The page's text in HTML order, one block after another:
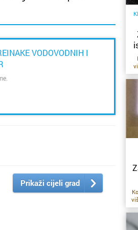
VODOVODNIH I
Prikaži cijeli grad